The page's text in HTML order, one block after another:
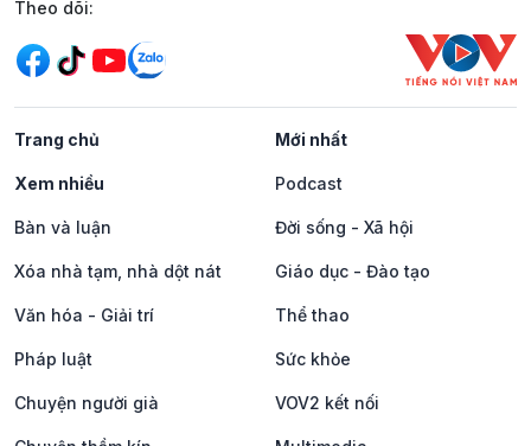
Mạng xã hội
Theo dõi:
Trang chủ Mới nhất
Xem nhiều Podcast
Bàn và luận Đời sống - Xã hội
Xóa nhà tạm, nhà dột nát Giáo dục - Đào tạo
Văn hóa - Giải trí Thể thao
Pháp luật Sức khỏe
Chuyện người già VOV2 kết nối